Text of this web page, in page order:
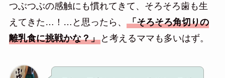
つぶつぶの感触にも慣れてきて、そろそろ歯も生
えてきた…！…と思ったら、 「そろそろ角切りの
離乳食に挑戦かな？」と考えるママも多いはず。